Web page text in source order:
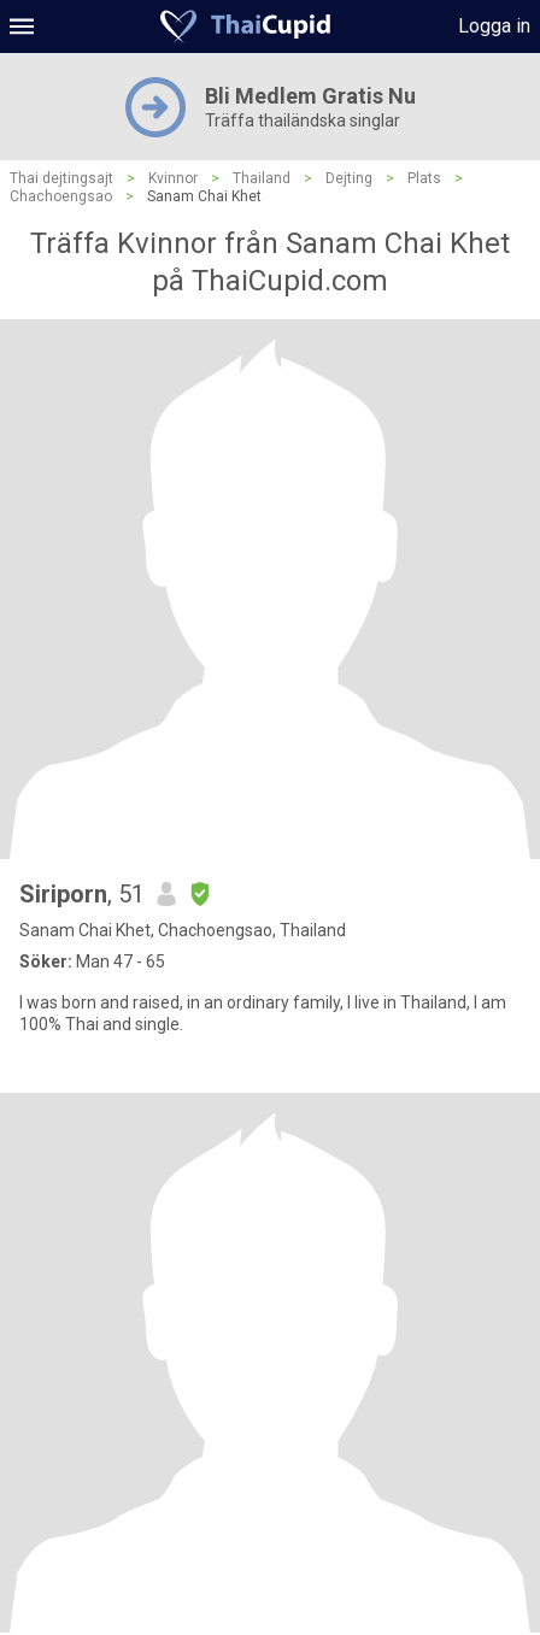
Logga in
Bli Medlem Gratis Nu
Träffa thailändska singlar
Thai dejtingsajt > Kvinnor > Thailand > Dejting > Plats
>
Chachoengsao
> Sanam Chai Khet
Träffa Kvinnor från Sanam Chai Khet
på ThaiCupid.com
Siriporn, 51
Sanam Chai Khet, Chachoengsao, Thailand
Söker: Man 47 - 65
I was born and raised, in an ordinary family, I live in Thailand, I am
100% Thai and single.